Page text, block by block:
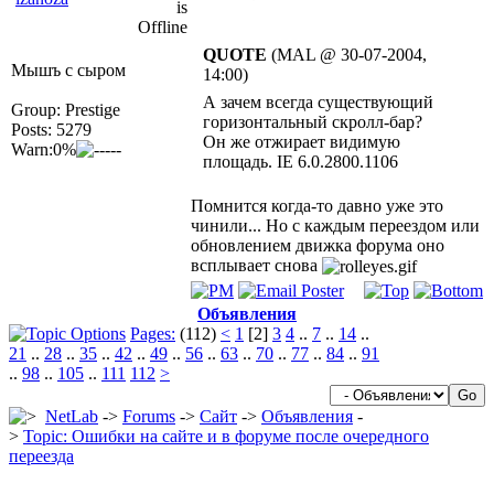
Мышъ с сыром
Group: Prestige
Posts: 5279
Warn:0%
QUOTE (MAL @ 30-07-2004,
14:00)
А зачем всегда существующий
горизонтальный скролл-бар?
Он же отжирает видимую
площадь. IE 6.0.2800.1106
Помнится когда-то давно уже это
чинили... Но с каждым переездом или
обновлением движка форума оно
всплывает снова
Объявления
Pages: (112) < 1 [2] 3 4 .. 7 .. 14 ..
21 .. 28 .. 35 .. 42 .. 49 .. 56 .. 63 .. 70 .. 77 .. 84 .. 91
.. 98 .. 105 .. 111 112 >
NetLab -> Forums -> Сайт -> Объявления -
> Topic: Ошибки на сайте и в форуме после очередного
переезда